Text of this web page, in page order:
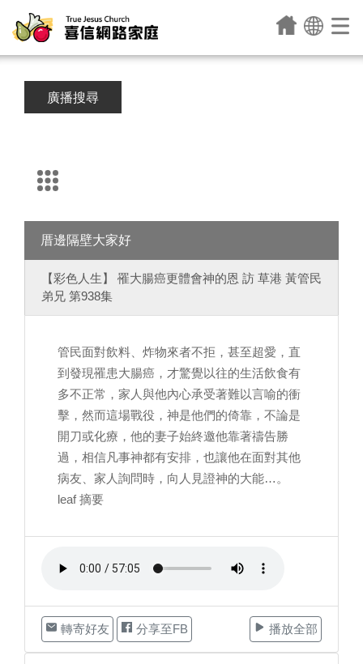
廣播搜尋
厝邊隔壁大家好
【彩色人生】 罹大腸癌更體會神的恩 訪 草港 黃管民
弟兄 第938集
管民面對飲料、炸物來者不拒，甚至超愛，直
到發現罹患大腸癌，才驚覺以往的生活飲食有
多不正常，家人與他內心承受著難以言喻的衝
擊，然而這場戰役，神是他們的倚靠，不論是
開刀或化療，他的妻子始終邀他靠著禱告勝
過，相信凡事神都有安排，也讓他在面對其他
病友、家人詢問時，向人見證神的大能…。
leaf 摘要
轉寄好友 分享至FB 播放全部